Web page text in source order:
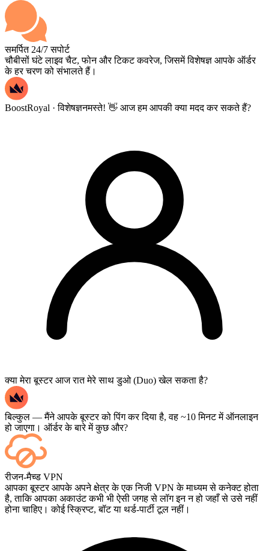
समर्पित 24/7 सपोर्ट
चौबीसों घंटे लाइव चैट, फोन और टिकट कवरेज, जिसमें विशेषज्ञ आपके ऑर्डर
के हर चरण को संभालते हैं।
BoostRoyal · विशेषज्ञनमस्ते! 👋 आज हम आपकी क्या मदद कर सकते हैं?
क्या मेरा बूस्टर आज रात मेरे साथ डुओ (Duo) खेल सकता है?
बिल्कुल — मैंने आपके बूस्टर को पिंग कर दिया है, वह ~10 मिनट में ऑनलाइन
हो जाएगा। ऑर्डर के बारे में कुछ और?
हाँ — हर मैच खत्म होते ही आपके डैशबोर्ड पर दिखाई देता है, और यदि आप गेम
को लाइव देखना चाहते हैं, तो चेकआउट के समय Streaming जोड़ें।
रीजन-मैच्ड VPN
आपका बूस्टर आपके अपने क्षेत्र के एक निजी VPN के माध्यम से कनेक्ट होता
है, ताकि आपका अकाउंट कभी भी ऐसी जगह से लॉग इन न हो जहाँ से उसे नहीं
होना चाहिए। कोई स्क्रिप्ट, बॉट या थर्ड-पार्टी टूल नहीं।